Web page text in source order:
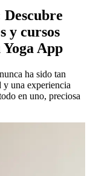
Descubre
y cursos
App
ha sido tan
y una experiencia
en uno, preciosa